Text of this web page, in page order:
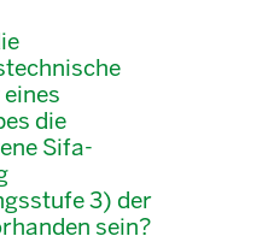
die
Sifa-
3) der
sein?